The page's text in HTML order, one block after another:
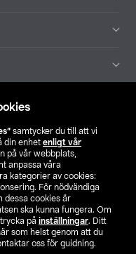
samtycker du till att vi
din enhet enligt vår
på vår webbplats,
anpassa våra
kategorier av cookies:
För nödvändiga
dessa cookies är
ska kunna fungera. Om
på inställningar. Ditt
som helst genom att du
oss för guidning.
FI